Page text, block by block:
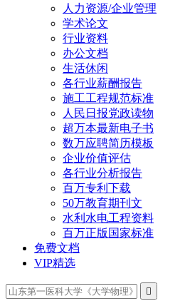
人力资源/企业管理
学术论文
行业资料
办公文档
生活休闲
各行业薪酬报告
施工工程规范标准
人民日报党政读物
超万本最新电子书
数万应聘简历模板
企业价值评估
各行业分析报告
百万专利下载
50万教育期刊文
水利水电工程资料
百万正版国家标准
免费文档
VIP精选
